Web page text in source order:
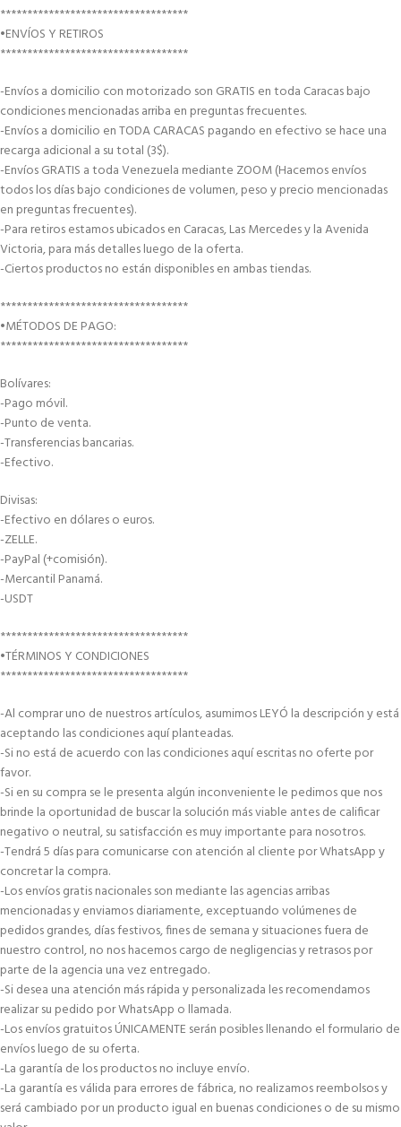
***********************************
•ENVÍOS Y RETIROS
***********************************
-Envíos a domicilio con motorizado son GRATIS en toda Caracas bajo
condiciones mencionadas arriba en preguntas frecuentes.
-Envíos a domicilio en TODA CARACAS pagando en efectivo se hace una
recarga adicional a su total (3$).
-Envíos GRATIS a toda Venezuela mediante ZOOM (Hacemos envíos
todos los días bajo condiciones de volumen, peso y precio mencionadas
en preguntas frecuentes).
-Para retiros estamos ubicados en Caracas, Las Mercedes y la Avenida
Victoria, para más detalles luego de la oferta.
-Ciertos productos no están disponibles en ambas tiendas.
***********************************
•MÉTODOS DE PAGO:
***********************************
Bolívares:
-Pago móvil.
-Punto de venta.
-Transferencias bancarias.
-Efectivo.
Divisas:
-Efectivo en dólares o euros.
-ZELLE.
-PayPal (+comisión).
-Mercantil Panamá.
-USDT
***********************************
•TÉRMINOS Y CONDICIONES
***********************************
-Al comprar uno de nuestros artículos, asumimos LEYÓ la descripción y está
aceptando las condiciones aquí planteadas.
-Si no está de acuerdo con las condiciones aquí escritas no oferte por
favor.
-Si en su compra se le presenta algún inconveniente le pedimos que nos
brinde la oportunidad de buscar la solución más viable antes de calificar
negativo o neutral, su satisfacción es muy importante para nosotros.
-Tendrá 5 días para comunicarse con atención al cliente por WhatsApp y
concretar la compra.
-Los envíos gratis nacionales son mediante las agencias arribas
mencionadas y enviamos diariamente, exceptuando volúmenes de
pedidos grandes, días festivos, fines de semana y situaciones fuera de
nuestro control, no nos hacemos cargo de negligencias y retrasos por
parte de la agencia una vez entregado.
-Si desea una atención más rápida y personalizada les recomendamos
realizar su pedido por WhatsApp o llamada.
-Los envíos gratuitos ÚNICAMENTE serán posibles llenando el formulario de
envíos luego de su oferta.
-La garantía de los productos no incluye envío.
-La garantía es válida para errores de fábrica, no realizamos reembolsos y
será cambiado por un producto igual en buenas condiciones o de su mismo